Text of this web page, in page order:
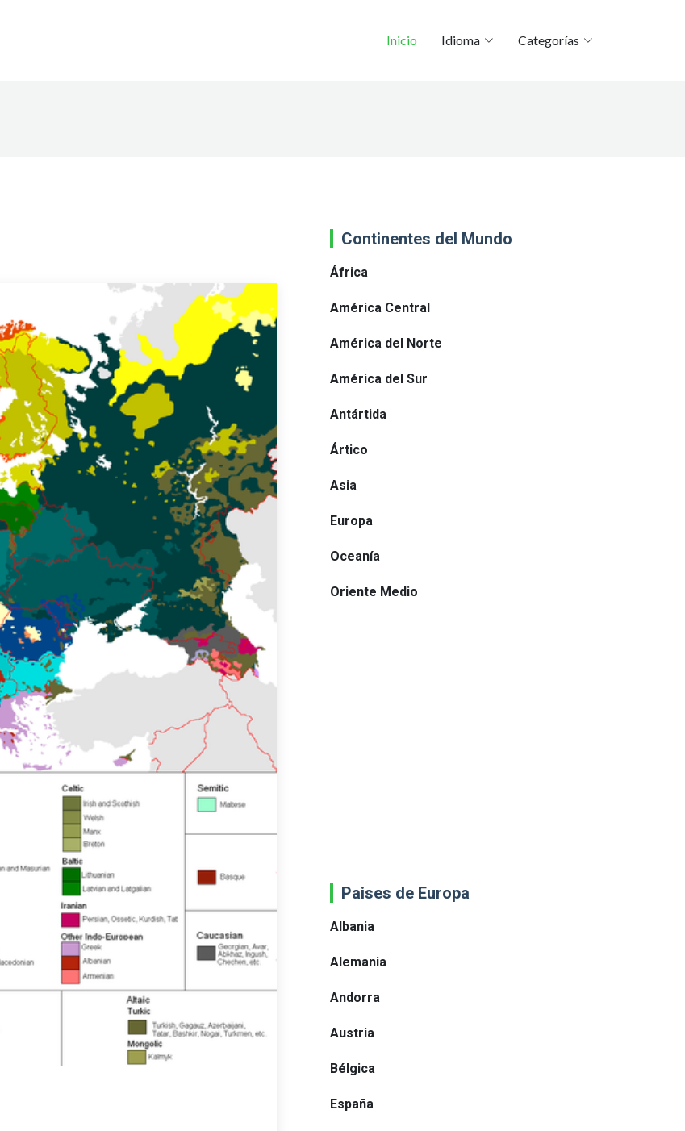
Inicio Idioma Categorías
Continentes del Mundo
África
América Central
América del Norte
América del Sur
Antártida
Ártico
Asia
Europa
Oceanía
Oriente Medio
Paises de Europa
Albania
Alemania
Andorra
Austria
Bélgica
España